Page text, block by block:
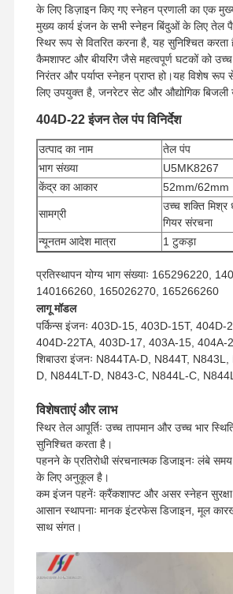
के लिए डिज़ाइन किए गए स्नेहन प्रणाली का एक
मुख्य कार्य इंजन के सभी स्नेहन बिंदुओं के लिए तेल
स्थिर रूप से वितरित करना है, यह सुनिश्चित
कैमशाफ्ट और बीयरिंग जैसे महत्वपूर्ण घटकों को उच्च
निरंतर और पर्याप्त स्नेहन प्राप्त हो।यह विशेष रूप
लिए उपयुक्त है, जनरेटर सेट और औद्योगिक
404D-22 इंजन तेल पंप विनिर्देश
उत्पाद का नाम
तेल पंप
भाग संख्या
U5MK8267
केंद्र का आकार
52mm/62mm
सामग्री
उच्च शक्ति मिश्र
गियर संरचना
न्यूनतम आदेश मात्रा
1 टुकड़ा
शिपिंग विधि
यूपीएस/डीएचएल/
फेडएक्स
प्रतिस्थापन योग्य भाग संख्याः 165296220,
140166260, 165026270, 165266260
लागू मॉडल
पर्किन्स इंजनः 403D-15, 403D-15T, 404D-
404D-22TA, 403D-17, 403A-15, 404A-
शिबाउरा इंजनः N844TA-D, N844T,
D, N844LT-D, N843-C, N844L-C,
विशेषताएं और लाभ
स्थिर तेल आपूर्तिः उच्च तापमान और उच्च भार
सुनिश्चित करता है।
पहनने के प्रतिरोधी संरचनात्मक डिजाइनः लंबे
के लिए अनुकूल है।
कम इंजन पहनेंः क्रैंकशाफ्ट और असर स्नेहन सुरक्षा
आसान स्थापनाः मानक इंटरफेस डिजाइन, मूल
साथ संगत।